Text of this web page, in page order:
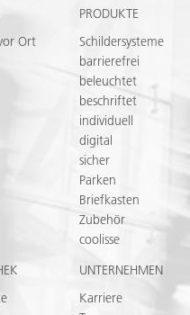
Ort
PRODUKTE
Schildersysteme
barrierefrei
beleuchtet
beschriftet
individuell
digital
sicher
Parken
Briefkasten
Zubehör
coolisse
UNTERNEHMEN
Karriere